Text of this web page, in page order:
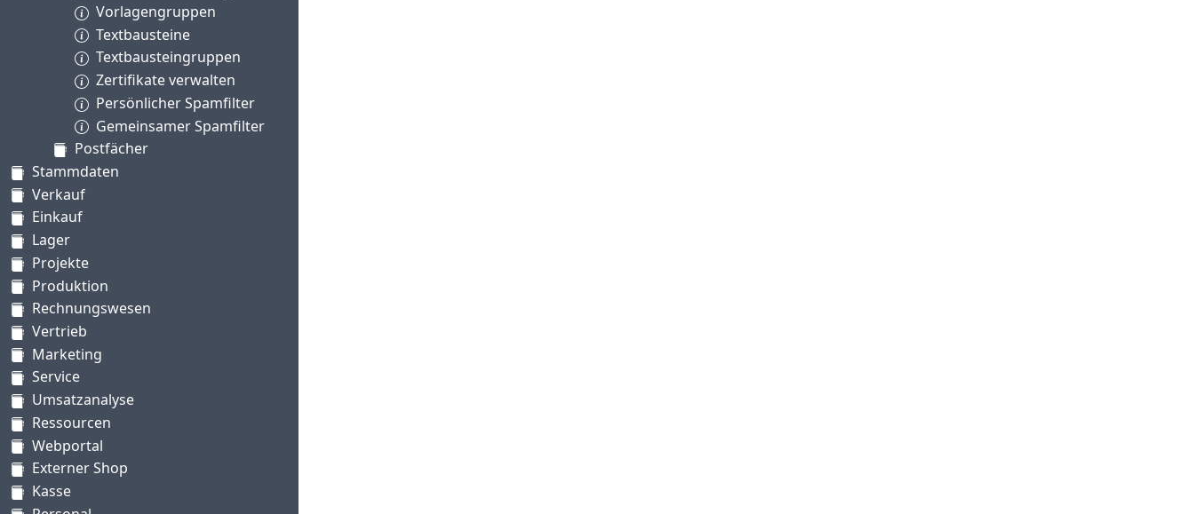
Vorlagengruppen
Textbausteine
Textbausteingruppen
Zertifikate verwalten
Persönlicher Spamfilter
Gemeinsamer Spamfilter
Postfächer
Stammdaten
Verkauf
Einkauf
Lager
Projekte
Produktion
Rechnungswesen
Vertrieb
Marketing
Service
Umsatzanalyse
Ressourcen
Webportal
Externer Shop
Kasse